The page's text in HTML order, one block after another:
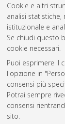
Cookie e altri
analisi statistiche,
istituzionale e
Se chiudi questo
cookie necessari.
Puoi esprimere il
l'opzione in
consensi più
Potrai sempre
consensi
sito.
Questa lista
Atom
Rss 1.0
Rss 2.0